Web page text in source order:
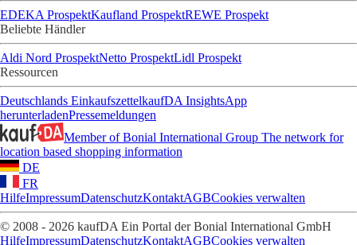
EDEKA ProspektKaufland ProspektREWE Prospekt
Beliebte Händler
Aldi Nord ProspektNetto ProspektLidl Prospekt
Ressourcen
Deutschlands EinkaufszettelkaufDA InsightsApp
herunterladenPressemeldungen
Member of Bonial International Group The network for
location based shopping information
DE
FR
HilfeImpressumDatenschutzKontaktAGBCookies verwalten
© 2008 - 2026 kaufDA Ein Portal der Bonial International GmbH
HilfeImpressumDatenschutzKontaktAGBCookies verwalten